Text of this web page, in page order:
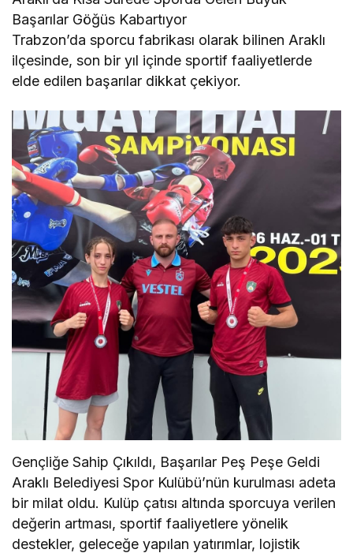
Başarılar Göğüs Kabartıyor
Trabzon’da sporcu fabrikası olarak bilinen Araklı
ilçesinde, son bir yıl içinde sportif faaliyetlerde
elde edilen başarılar dikkat çekiyor.
Gençliğe Sahip Çıkıldı, Başarılar Peş Peşe Geldi
Araklı Belediyesi Spor Kulübü’nün kurulması adeta
bir milat oldu. Kulüp çatısı altında sporcuya verilen
değerin artması, sportif faaliyetlere yönelik
destekler, geleceğe yapılan yatırımlar, lojistik